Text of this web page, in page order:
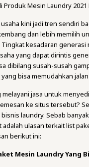
Produk Mesin Laundry 2021
kini jadi tren sendiri
dan lebih memilih
Tingkat kesadaran
yang dapat dirintis
dibilang susah-susah
yang bisa memudahkan
melayani jasa untuk
ke situs tersebut?
laundry. Sebab
adalah ulasan terkait list
berikut ini:
Mesin Laundry Yang